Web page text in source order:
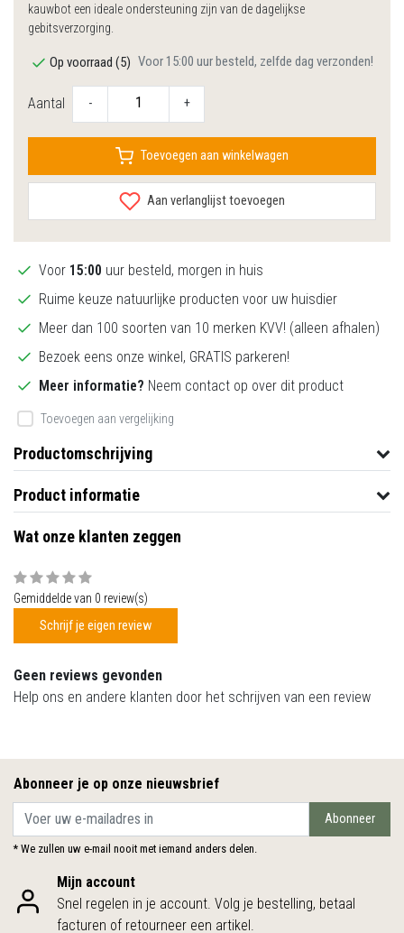
kauwbot een ideale ondersteuning zijn van de dagelijkse
gebitsverzorging.
Op voorraad (5) Voor 15:00 uur besteld, zelfde dag verzonden!
Aantal - +
Toevoegen aan winkelwagen
Aan verlanglijst toevoegen
Voor 15:00 uur besteld, morgen in huis
Ruime keuze natuurlijke producten voor uw huisdier
Meer dan 100 soorten van 10 merken KVV! (alleen afhalen)
Bezoek eens onze winkel, GRATIS parkeren!
Meer informatie? Neem contact op over dit product
Toevoegen aan vergelijking
Productomschrijving
Product informatie
Wat onze klanten zeggen
Gemiddelde van 0 review(s)
Schrijf je eigen review
Geen reviews gevonden
Help ons en andere klanten door het schrijven van een review
Abonneer je op onze nieuwsbrief
Abonneer
* We zullen uw e-mail nooit met iemand anders delen.
Mijn account
Snel regelen in je account. Volg je bestelling, betaal
facturen of retourneer een artikel.